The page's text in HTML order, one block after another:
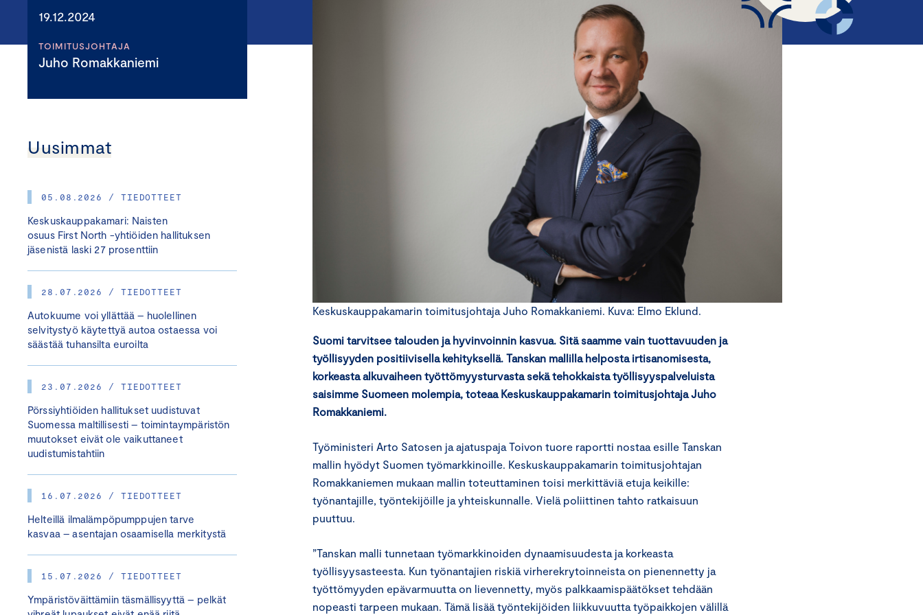
19.12.2024
TOIMITUSJOHTAJA
Juho Romakkaniemi
Uusimmat
05.08.2026 / TIEDOTTEET
Keskuskauppakamari: Naisten
osuus First North -yhtiöiden hallituksen
jäsenistä laski 27 prosenttiin
28.07.2026 / TIEDOTTEET
Autokuume voi yllättää – huolellinen
selvitystyö käytettyä autoa ostaessa voi
säästää tuhansilta euroilta
23.07.2026 / TIEDOTTEET
Pörssiyhtiöiden hallitukset uudistuvat
Suomessa maltillisesti – toimintaympäristön
muutokset eivät ole vaikuttaneet
uudistumistahtiin
16.07.2026 / TIEDOTTEET
Helteillä ilmalämpöpumppujen tarve
kasvaa – asentajan osaamisella merkitystä
15.07.2026 / TIEDOTTEET
Ympäristöväittämiin täsmällisyyttä – pelkät
Keskuskauppakamarin toimitusjohtaja Juho Romakkaniemi. Kuva: Elmo Eklund.
Suomi tarvitsee talouden ja hyvinvoinnin kasvua. Sitä saamme vain tuottavuuden ja
työllisyyden positiivisella kehityksellä. Tanskan mallilla helposta irtisanomisesta,
korkeasta alkuvaiheen työttömyysturvasta sekä tehokkaista työllisyyspalveluista
saisimme Suomeen molempia, toteaa Keskuskauppakamarin toimitusjohtaja Juho
Romakkaniemi.
Työministeri Arto Satosen ja ajatuspaja Toivon tuore raportti nostaa esille Tanskan
mallin hyödyt Suomen työmarkkinoille. Keskuskauppakamarin toimitusjohtajan
Romakkaniemen mukaan mallin toteuttaminen toisi merkittäviä etuja keikille:
työnantajille, työntekijöille ja yhteiskunnalle. Vielä poliittinen tahto ratkaisuun
puuttuu.
”Tanskan malli tunnetaan työmarkkinoiden dynaamisuudesta ja korkeasta
työllisyysasteesta. Kun työnantajien riskiä virherekrytoinneista on pienennetty ja
työttömyyden epävarmuutta on lievennetty, myös palkkaamispäätökset tehdään
nopeasti tarpeen mukaan. Tämä lisää työntekijöiden liikkuvuutta työpaikkojen välillä